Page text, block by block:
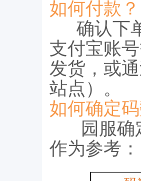
如何付款？
确认下单
支付宝账
发货，或
站点）。
如何确定
园服
作为参考